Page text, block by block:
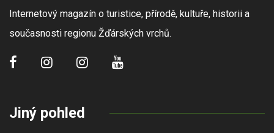
Internetový magazín o turistice, přírodě, kultuře, historii a
současnosti regionu Žďárských vrchů.
Jiný pohled